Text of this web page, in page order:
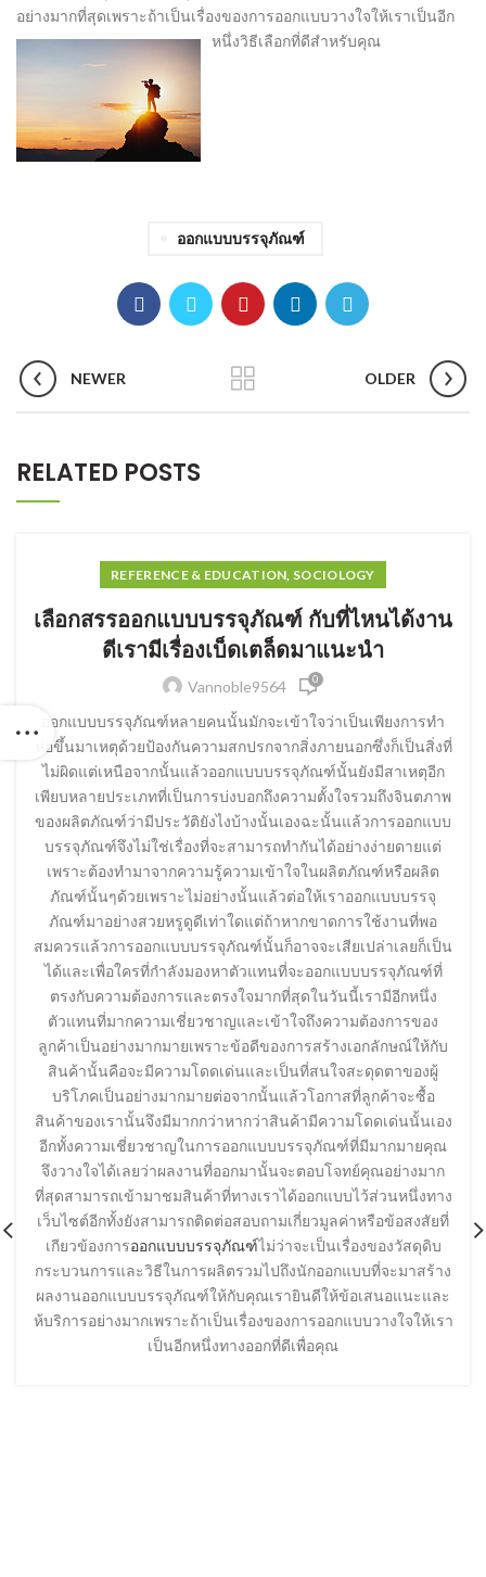
อย่างมากที่สุดเพราะถ้าเป็นเรื่องของการออกแบบวางใจให้เราเป็นอีก
หนึ่งวิธีเลือกที่ดีสำหรับคุณ
ออกแบบบรรจุภัณฑ์
NEWER OLDER
RELATED POSTS
REFERENCE & EDUCATION, SOCIOLOGY
เลือกสรรออกแบบบรรจุภัณฑ์ กับที่ไหนได้งาน
ดีเรามีเรื่องเบ็ดเตล็ดมาแนะนำ
Vannoble9564 0
ออกแบบบรรจุภัณฑ์หลายคนนั้นมักจะเข้าใจว่าเป็นเพียงการทำ
ห่อขึ้นมาเหตุด้วยป้องกันความสกปรกจากสิ่งภายนอกซึ่งก็เป็นสิ่งที่
ไม่ผิดแต่เหนือจากนั้นแล้วออกแบบบรรจุภัณฑ์นั้นยังมีสาเหตุอีก
เพียบหลายประเภทที่เป็นการบ่งบอกถึงความตั้งใจรวมถึงจินตภาพ
ของผลิตภัณฑ์ว่ามีประวัติยังไงบ้างนั้นเองฉะนั้นแล้วการออกแบบ
บรรจุภัณฑ์จึงไม่ใช่เรื่องที่จะสามารถทำกันได้อย่างง่ายดายแต่
เพราะต้องทำมาจากความรู้ความเข้าใจในผลิตภัณฑ์หรือผลิต
ภัณฑ์นั้นๆด้วยเพราะไม่อย่างนั้นแล้วต่อให้เราออกแบบบรรจุ
ภัณฑ์มาอย่างสวยหรูดูดีเท่าใดแต่ถ้าหากขาดการใช้งานที่พอ
สมควรแล้วการออกแบบบรรจุภัณฑ์นั้นก็อาจจะเสียเปล่าเลยก็เป็น
ได้และเพื่อใครที่กำลังมองหาตัวแทนที่จะออกแบบบรรจุภัณฑ์ที่
ตรงกับความต้องการและตรงใจมากที่สุดในวันนี้เรามีอีกหนึ่ง
ตัวแทนที่มากความเชี่ยวชาญและเข้าใจถึงความต้องการของ
ลูกค้าเป็นอย่างมากมายเพราะข้อดีของการสร้างเอกลักษณ์ให้กับ
สินค้านั้นคือจะมีความโดดเด่นและเป็นที่สนใจสะดุดตาของผู้
บริโภคเป็นอย่างมากมายต่อจากนั้นแล้วโอกาสที่ลูกค้าจะซื้อ
สินค้าของเรานั้นจึงมีมากกว่าหากว่าสินค้ามีความโดดเด่นนั้นเอง
อีกทั้งความเชี่ยวชาญในการออกแบบบรรจุภัณฑ์ที่มีมากมายคุณ
จึงวางใจได้เลยว่าผลงานที่ออกมานั้นจะตอบโจทย์คุณอย่างมาก
ที่สุดสามารถเข้ามาชมสินค้าที่ทางเราได้ออกแบบไว้ส่วนหนึ่งทาง
เว็บไซต์อีกทั้งยังสามารถติดต่อสอบถามเกี่ยวมูลค่าหรือข้อสงสัยที่
เกียวข้องการออกแบบบรรจุภัณฑ์ไม่ว่าจะเป็นเรื่องของวัสดุดิบ
กระบวนการและวิธีในการผลิตรวมไปถึงนักออกแบบที่จะมาสร้าง
ผลงานออกแบบบรรจุภัณฑ์ให้กับคุณเรายินดีให้ข้อเสนอแนะและ
ห้บริการอย่างมากเพราะถ้าเป็นเรื่องของการออกแบบวางใจให้เรา
เป็นอีกหนึ่งทางออกที่ดีเพื่อคุณ